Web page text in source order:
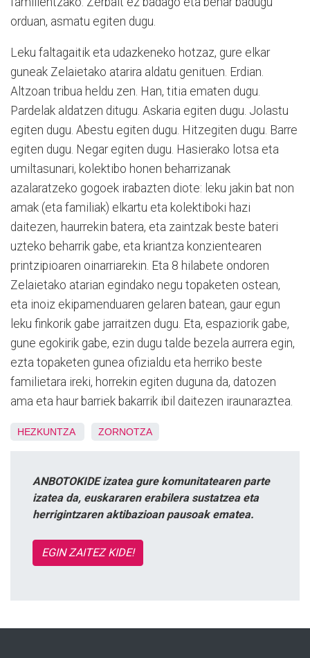
orduan, asmatu egiten dugu.
Leku faltagaitik eta udazkeneko hotzaz, gure elkar
guneak Zelaietako atarira aldatu genituen. Erdian.
Altzoan tribua heldu zen. Han, titia ematen dugu.
Pardelak aldatzen ditugu. Askaria egiten dugu. Jolastu
egiten dugu. Abestu egiten dugu. Hitzegiten dugu. Barre
egiten dugu. Negar egiten dugu. Hasierako lotsa eta
umiltasunari, kolektibo honen beharrizanak
azalaratzeko gogoek irabazten diote: leku jakin bat non
amak (eta familiak) elkartu eta kolektiboki hazi
daitezen, haurrekin batera, eta zaintzak beste bateri
uzteko beharrik gabe, eta kriantza konzientearen
printzipioaren oinarriarekin. Eta 8 hilabete ondoren
Zelaietako atarian egindako negu topaketen ostean,
eta inoiz ekipamenduaren gelaren batean, gaur egun
leku finkorik gabe jarraitzen dugu. Eta, espaziorik gabe,
gune egokirik gabe, ezin dugu talde bezela aurrera egin,
ezta topaketen gunea ofizialdu eta herriko beste
familietara ireki, horrekin egiten duguna da, datozen
ama eta haur barriek bakarrik ibil daitezen iraunaraztea.
HEZKUNTZA ZORNOTZA
ANBOTOKIDE izatea gure komunitatearen parte
izatea da, euskararen erabilera sustatzea eta
herrigintzaren aktibazioan pausoak ematea.
EGIN ZAITEZ KIDE!